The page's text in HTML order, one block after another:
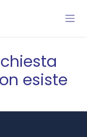
esiste